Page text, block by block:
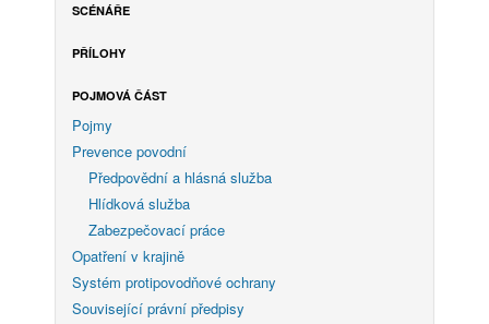
SCÉNÁŘE
PŘÍLOHY
POJMOVÁ ČÁST
Pojmy
Prevence povodní
Předpovědní a hlásná služba
Hlídková služba
Zabezpečovací práce
Opatření v krajině
Systém protipovodňové ochrany
Související právní předpisy